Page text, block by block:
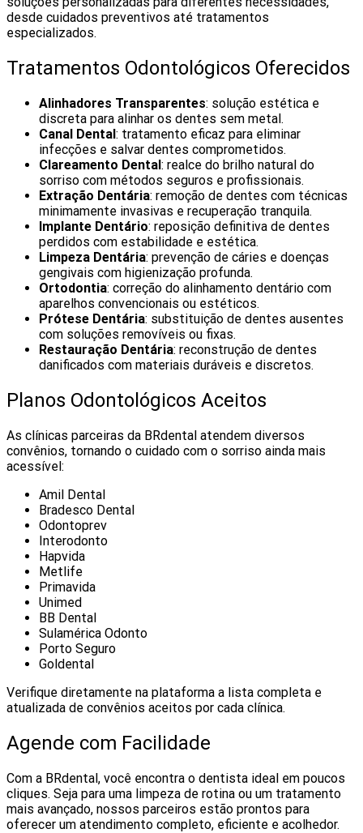
desde cuidados preventivos até tratamentos
especializados.
Tratamentos Odontológicos Oferecidos
Alinhadores Transparentes: solução estética e
discreta para alinhar os dentes sem metal.
Canal Dental : tratamento eficaz para eliminar
infecções e salvar dentes comprometidos.
Clareamento Dental : realce do brilho natural do
sorriso com métodos seguros e profissionais.
Extração Dentária: remoção de dentes com técnicas
minimamente invasivas e recuperação tranquila.
Implante Dentário: reposição definitiva de dentes
perdidos com estabilidade e estética.
Limpeza Dentária: prevenção de cáries e doenças
gengivais com higienização profunda.
Ortodontia: correção do alinhamento dentário com
aparelhos convencionais ou estéticos.
Prótese Dentária: substituição de dentes ausentes
com soluções removíveis ou fixas.
Restauração Dentária: reconstrução de dentes
danificados com materiais duráveis e discretos.
Planos Odontológicos Aceitos
As clínicas parceiras da BRdental atendem diversos
convênios, tornando o cuidado com o sorriso ainda mais
acessível:
Amil Dental
Bradesco Dental
Odontoprev
Interodonto
Hapvida
Metlife
Primavida
Unimed
BB Dental
Sulamérica Odonto
Porto Seguro
Goldental
Verifique diretamente na plataforma a lista completa e
atualizada de convênios aceitos por cada clínica.
Agende com Facilidade
Com a BRdental, você encontra o dentista ideal em poucos
cliques. Seja para uma limpeza de rotina ou um tratamento
mais avançado, nossos parceiros estão prontos para
oferecer um atendimento completo, eficiente e acolhedor.